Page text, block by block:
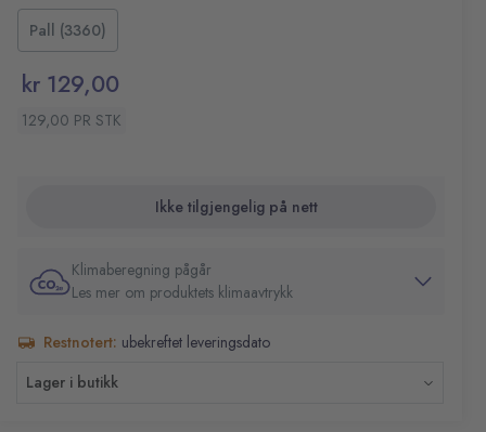
Pall (3360)
kr 129,00
129,00 PR STK
Ikke tilgjengelig på nett
Klimaberegning pågår
Les mer om produktets klimaavtrykk
Restnotert: ubekreftet leveringsdato
Lager i butikk